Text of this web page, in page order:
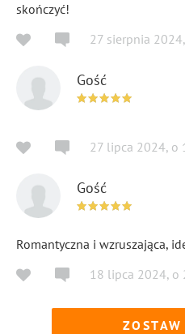
skończyć!
27 sierpnia 2024,
Gość
27 lipca 2024, o
Gość
Romantyczna i wzruszająca,
18 lipca 2024, o